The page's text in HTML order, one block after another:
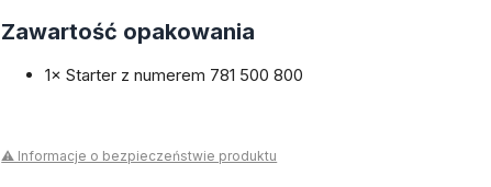
Zawartość opakowania
1× Starter z numerem 781 500 800
⚠ Informacje o bezpieczeństwie produktu